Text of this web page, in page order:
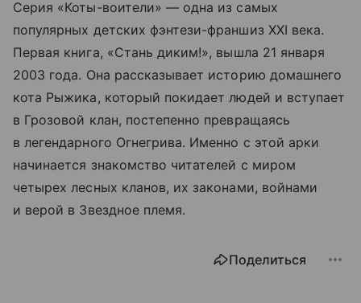
Серия «Коты-воители» — одна из самых
популярных детских фэнтези-франшиз XXI века.
Первая книга, «Стань диким!», вышла 21 января
2003 года. Она рассказывает историю домашнего
кота Рыжика, который покидает людей и вступает
в Грозовой клан, постепенно превращаясь
в легендарного Огнегрива. Именно с этой арки
начинается знакомство читателей с миром
четырех лесных кланов, их законами, войнами
и верой в Звездное племя.
Поделиться